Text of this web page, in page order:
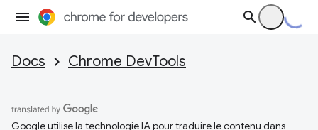
Docs Chrome DevTools
Google utilise la technologie IA pour traduire le contenu dans